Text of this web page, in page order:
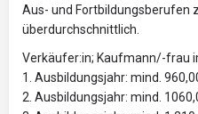
Aus- und Fortbildungsberufen
überdurchschnittlich.
Verkäufer:in; Kaufmann/-frau
1. Ausbildungsjahr: mind.
2. Ausbildungsjahr: mind.